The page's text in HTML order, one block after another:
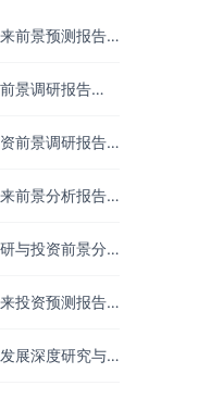
前景预测报告
景调研报告
前景调研报告
前景分析报告
与投资前景分
投资预测报告
展深度研究与